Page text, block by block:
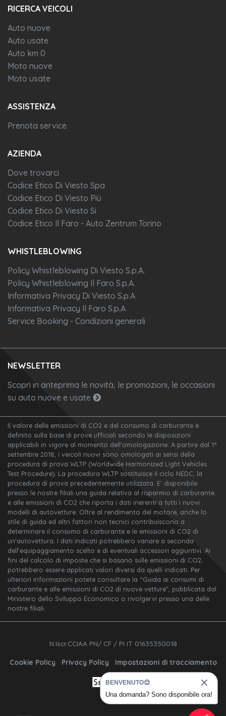
RICERCA VEICOLI
Auto nuove
Auto usate
Auto km 0
Moto nuove
Moto usate
ASSISTENZA
Prenota service
AZIENDA
Dove trovarci
Codice Etico Di Viesto Spa
Codice Etico Di Viesto Più
Codice Etico Di Viesto Si
Codice Etico Il Faro - Auto Zentrum Torino
WHISTLEBLOWING
Policy Whistleblowing Di Viesto S.p.A.
Policy Whistleblowing Il Faro S.p.A.
Informativa Privacy Di Viesto S.p.A
Informativa Privacy Il Faro S.p.A
Service Booking - Condizioni generali
NEWSLETTER
Scopri in anteprima le novità, le promozioni, le occasioni
su auto nuove e usate
Il valore delle emissioni di CO2 e del consumo di carburante è
definito sulla base di prove ufficiali secondo le disposizioni
applicabili in vigore al momento dell'omologazione. A partire dal 1°
settembre 2018, i veicoli nuovi sono omologati ai sensi della
procedura di prova WLTP (Worldwide Harmonized Light Vehicles
Test Procedure). La procedura WLTP sostituisce il ciclo NEDC, la
procedura di prova precedentemente utilizzata. E’ disponibile
presso le nostre filiali una guida relativa al risparmio di carburante
e alle emissioni di CO2 che riporta i dati inerenti a tutti i nuovi
modelli di autovetture. Oltre al rendimento del motore, anche lo
stile di guida ed altri fattori non tecnici contribuiscono a
determinare il consumo di carburante e le emissioni di CO2 di
un’autovettura. I dati indicati potrebbero variare a seconda
dell’equipaggiamento scelto e di eventuali accessori aggiuntivi. Ai
fini del calcolo di imposte che si basano sulle emissioni di CO2,
potrebbero essere applicati valori diversi da quelli indicati. Per
ulteriori informazioni potete consultare la “Guida ai consumi di
carburante e alle emissioni di CO2 di nuove vetture”, pubblicata dal
Ministero dello Sviluppo Economico o rivolgervi presso una delle
nostre filiali.
N.Iscr.CCIAA PN/ CF / PI IT 01635350018
Cookie Policy Privacy Policy Impostazioni di tracciamento
BENVENUTO😊
Una domanda? Sono disponibile ora!